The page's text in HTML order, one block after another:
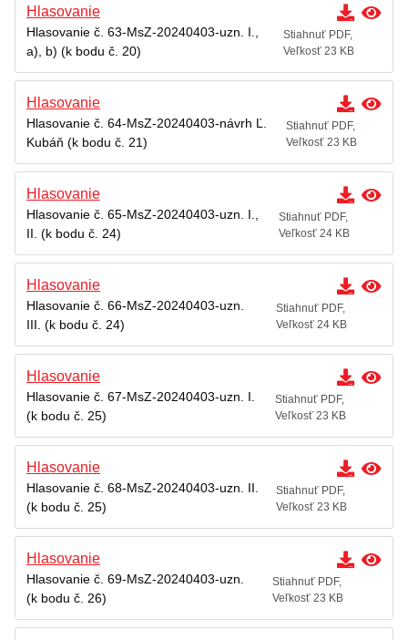
Hlasovanie
Hlasovanie č. 63-MsZ-20240403-uzn. I.,
a), b) (k bodu č. 20)
Stiahnuť PDF,
Veľkosť 23 KB
Hlasovanie
Hlasovanie č. 64-MsZ-20240403-návrh Ľ.
Kubáň (k bodu č. 21)
Stiahnuť PDF,
Veľkosť 23 KB
Hlasovanie
Hlasovanie č. 65-MsZ-20240403-uzn. I.,
II. (k bodu č. 24)
Stiahnuť PDF,
Veľkosť 24 KB
Hlasovanie
Hlasovanie č. 66-MsZ-20240403-uzn.
III. (k bodu č. 24)
Stiahnuť PDF,
Veľkosť 24 KB
Hlasovanie
Hlasovanie č. 67-MsZ-20240403-uzn. I.
(k bodu č. 25)
Stiahnuť PDF,
Veľkosť 23 KB
Hlasovanie
Hlasovanie č. 68-MsZ-20240403-uzn. II.
(k bodu č. 25)
Stiahnuť PDF,
Veľkosť 23 KB
Hlasovanie
Hlasovanie č. 69-MsZ-20240403-uzn.
(k bodu č. 26)
Stiahnuť PDF,
Veľkosť 23 KB